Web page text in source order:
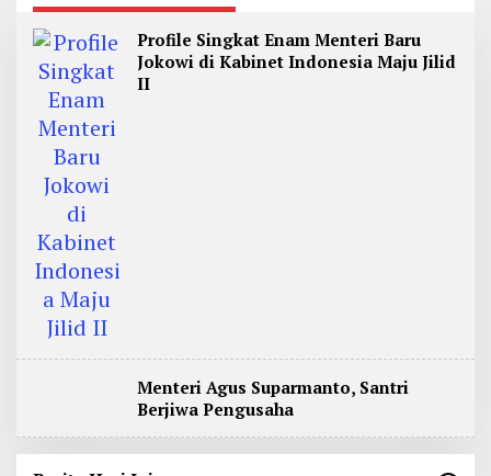
Profile Singkat Enam Menteri Baru
Jokowi di Kabinet Indonesia Maju Jilid
II
Menteri Agus Suparmanto, Santri
Berjiwa Pengusaha